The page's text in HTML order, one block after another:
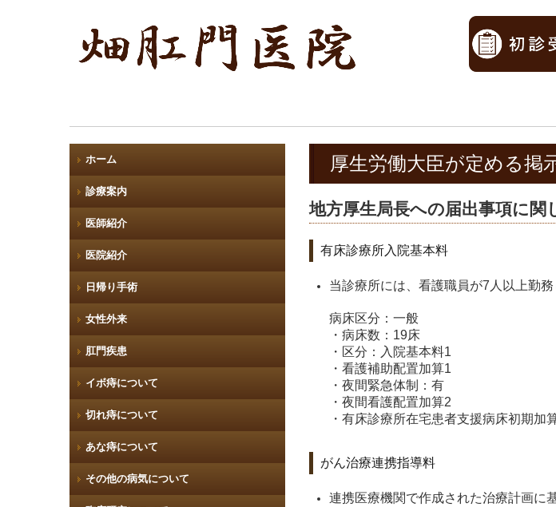
ホーム
診療案内
医師紹介
医院紹介
日帰り手術
女性外来
肛門疾患
イボ痔について
切れ痔について
あな痔について
その他の病気について
厚生労働大臣が定める掲
地方厚生局長への届出事項に関
有床診療所入院基本料
当診療所には、看護職員が7人以上勤務
病床区分：一般
・病床数：19床
・区分：入院基本料1
・看護補助配置加算1
・夜間緊急体制：有
・夜間看護配置加算2
・有床診療所在宅患者支援病床初期加
がん治療連携指導料
連携医療機関で作成された治療計画に